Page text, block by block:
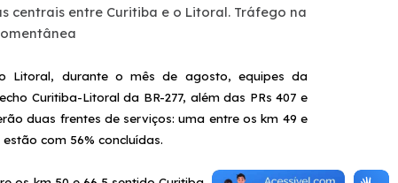
centrais entre Curitiba e o Litoral. Tráfego na
Litoral, durante o mês de agosto, equipes da
Curitiba-Litoral da BR-277, além das PRs 407 e
duas frentes de serviços: uma entre os km 49 e
com 56% concluídas.